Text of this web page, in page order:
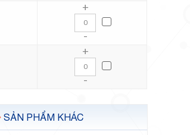
+
-
+
-
SẢN PHẨM KHÁC